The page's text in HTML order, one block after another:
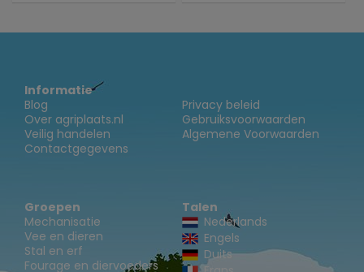
Informatie
Blog
Over agriplaats.nl
Veilig handelen
Contactgegevens
Privacy beleid
Gebruiksvoorwaarden
Algemene Voorwaarden
Groepen
Mechanisatie
Vee en dieren
Stal en erf
Fourage en diervoeders
Talen
Nederlands
Engels
Duits